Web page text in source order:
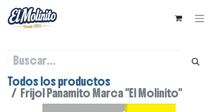
Todos los productos
Frijol Panamito Marca "El Molinito"